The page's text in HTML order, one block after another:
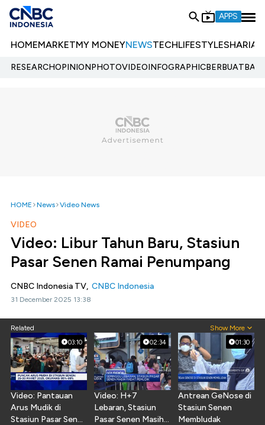
APPS
HOMEMARKETMY MONEYNEWSTECHLIFESTYLESHARIA
RESEARCHOPINIONPHOTOVIDEOINFOGRAPHIC
HOME News Video News
VIDEO
Video: Libur Tahun Baru, Stasiun
Pasar Senen Ramai Penumpang
CNBC Indonesia TV, CNBC Indonesia
31 December 2025 13:38
Related Show More
03:10
Video: Pantauan
Arus Mudik di
Stasiun Pasar Senen
02:34
Video: H+7
Lebaran, Stasiun
Pasar Senen Masih
01:30
Antrean GeNose di
Stasiun Senen
Membludak